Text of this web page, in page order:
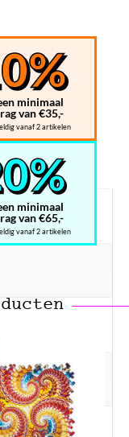
minimaal
van €35,-
vanaf 2 artikelen
minimaal
van €65,-
vanaf 2 artikelen